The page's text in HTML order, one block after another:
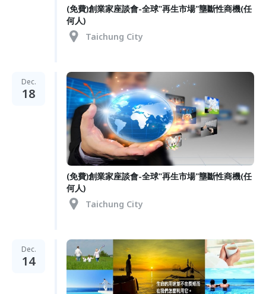
(免費)創業家座談會-全球"再生市場"壟斷性商機(任
何人)
Taichung City
Dec.
18
(免費)創業家座談會-全球"再生市場"壟斷性商機(任
何人)
Taichung City
Dec.
14